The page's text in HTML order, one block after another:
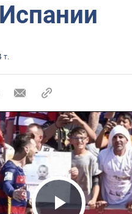
т.